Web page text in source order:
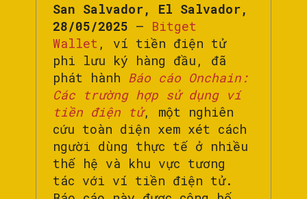
San Salvador, El Salvador,
28/05/2025 – Bitget
Wallet , ví tiền điện tử
phi lưu ký hàng đầu, đã
phát hành Báo cáo Onchain:
Các trường hợp sử dụng ví
tiền điện tử, một nghiên
cứu toàn diện xem xét cách
người dùng thực tế ở nhiều
thế hệ và khu vực tương
tác với ví tiền điện tử.